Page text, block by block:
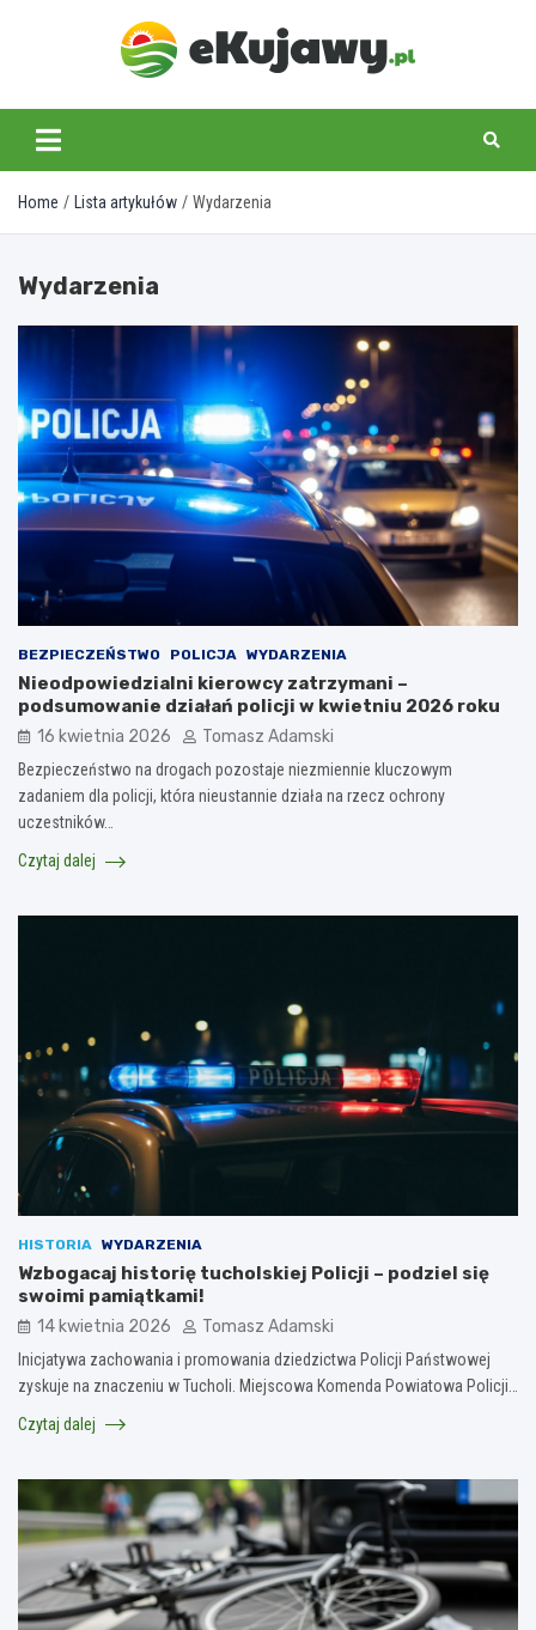
ekujawy.pl
Home Lista artykułów Wydarzenia
Wydarzenia
BEZPIECZEŃSTWO POLICJA WYDARZENIA
Nieodpowiedzialni kierowcy zatrzymani –
podsumowanie działań policji w kwietniu 2026 roku
16 kwietnia 2026 Tomasz Adamski
Bezpieczeństwo na drogach pozostaje niezmiennie kluczowym
zadaniem dla policji, która nieustannie działa na rzecz ochrony
uczestników…
Czytaj dalej
HISTORIA WYDARZENIA
Wzbogacaj historię tucholskiej Policji – podziel się
swoimi pamiątkami!
14 kwietnia 2026 Tomasz Adamski
Inicjatywa zachowania i promowania dziedzictwa Policji Państwowej
zyskuje na znaczeniu w Tucholi. Miejscowa Komenda Powiatowa Policji…
Czytaj dalej